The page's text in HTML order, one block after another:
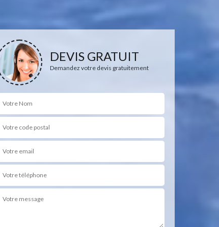
DEVIS GRATUIT
Demandez votre devis gratuitement